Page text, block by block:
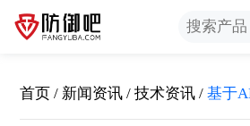
首页 / 新闻资讯 /技术资讯 /基于APP